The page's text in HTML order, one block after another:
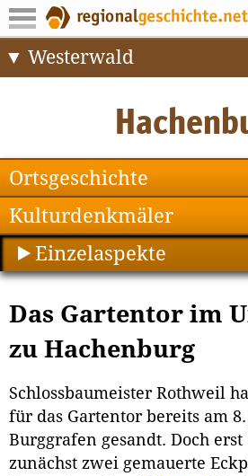
Westerwald
Ortsgeschichte
Kulturdenkmäler
Einzelaspekte
Das Gartentor im
zu Hachenburg
Schlossbaumeister Rothweil
für das Gartentor bereits am
Burggrafen gesandt. Doch erst
zunächst zwei gemauerte